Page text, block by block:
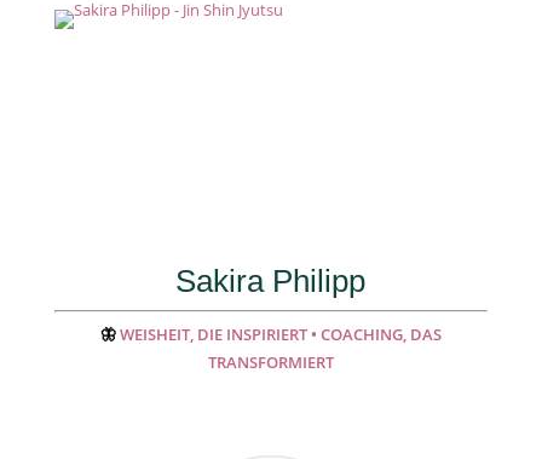
Sakira Philipp
🦋WEISHEIT, DIE INSPIRIERT • COACHING, DAS
TRANSFORMIERT